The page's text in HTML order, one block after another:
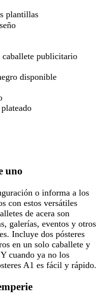
por
la
imagen
la
plantillas
publicitario
disponible
uno
o informa a los
con estos versátiles
de acera son
galerías, eventos y otros
Incluye dos pósteres
en un solo caballete y
cuando ya no los
A1 es fácil y rápido.